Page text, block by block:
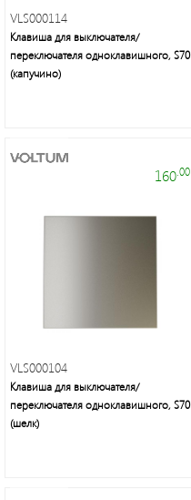
настольные
светильники,
галогенные
и
настольные
бра,
споты
VLS000114
Клавиша для выключателя/
переключателя одноклавишного, S70
(капучино)
160.00
VLS000104
Клавиша для выключателя/
переключателя одноклавишного, S70
(шелк)